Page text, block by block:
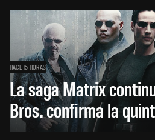
HACE 15 HORAS
La saga Matrix
Bros. confirma la